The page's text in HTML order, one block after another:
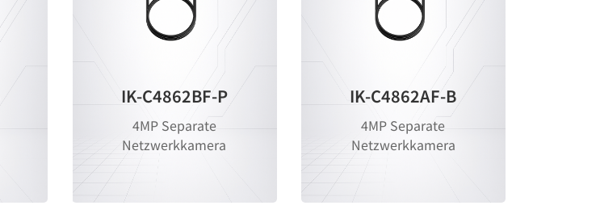
IK-C4862BF-P
4MP Separate
Netzwerkkamera
IK-C4862AF-B
4MP Separate
Netzwerkkamera